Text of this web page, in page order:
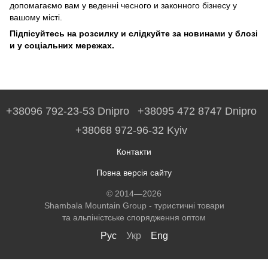
допомагаємо вам у веденні чесного и законного бізнесу у
вашому місті.
Підпісуйтесь на розсилку и слідкуйте за новинами у блозі
и у соціальних мережах.
+38096 792-23-53 Dnipro
+38095 472 8747 Dnipro
+38068 972-96-32 Kyiv
Контакти
Повна версія сайту
© 2014—2026
Shambala Mountain Group - туристичні товари
та альпіністське спорядження оптом
Рус Укр Eng